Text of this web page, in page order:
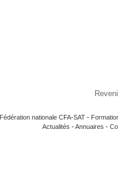
Fédération nationale CFA-SAT -
Actualités -Annuaires -